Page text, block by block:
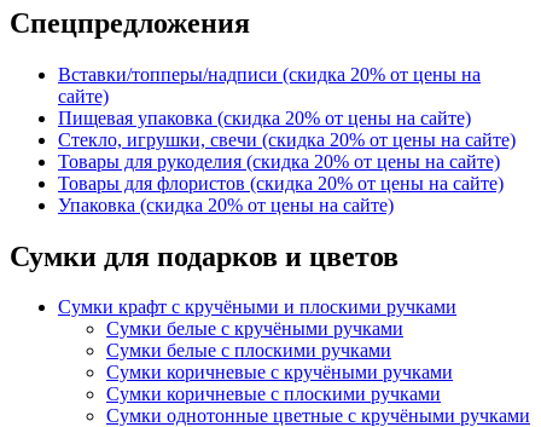
Спецпредложения
Вставки/топперы/надписи (скидка 20% от цены на
сайте)
Пищевая упаковка (скидка 20% от цены на сайте)
Стекло, игрушки, свечи (скидка 20% от цены на сайте)
Товары для рукоделия (скидка 20% от цены на сайте)
Товары для флористов (скидка 20% от цены на сайте)
Упаковка (скидка 20% от цены на сайте)
Сумки для подарков и цветов
Сумки крафт с кручёными и плоскими ручками
Сумки белые с кручёными ручками
Сумки белые с плоскими ручками
Сумки коричневые с кручёными ручками
Сумки коричневые с плоскими ручками
Сумки однотонные цветные с кручёными ручками